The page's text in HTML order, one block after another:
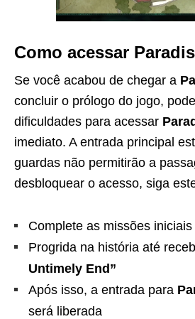
Como acessar
Se você acabou de chegar a
concluir o prólogo do jogo,
dificuldades para acessar
imediato. A entrada principal
guardas não permitirão a
desbloquear o acesso, siga
Complete as missões
Progrida na história até
Untimely End”
Após isso, a entrada para
será liberada